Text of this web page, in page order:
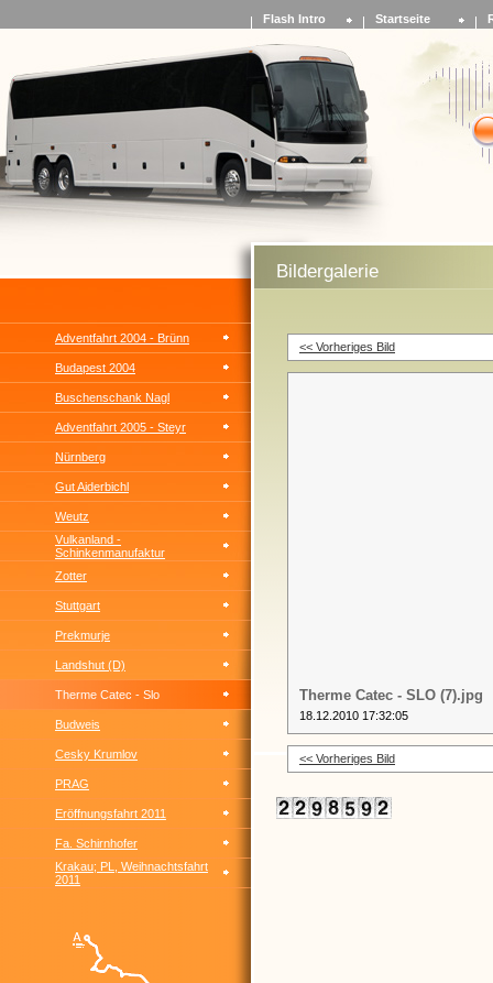
Flash Intro Startseite
Adventfahrt 2004 - Brünn
Budapest 2004
Buschenschank Nagl
Adventfahrt 2005 - Steyr
Nürnberg
Gut Aiderbichl
Weutz
Vulkanland -
Schinkenmanufaktur
Zotter
Stuttgart
Prekmurje
Landshut (D)
Therme Catec - Slo
Budweis
Cesky Krumlov
PRAG
Eröffnungsfahrt 2011
Fa. Schirnhofer
Krakau; PL, Weihnachtsfahrt
2011
Bildergalerie
<< Vorheriges Bild
Therme Catec - SLO (7).jpg
18.12.2010 17:32:05
<< Vorheriges Bild